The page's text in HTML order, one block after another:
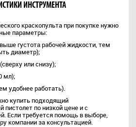
ИНСТРУМЕНТА
краскопульта при покупке нужно
параметры:
густота рабочей жидкости, тем
диаметр);
или снизу);
мл);
удобнее работать).
купить подходящий
пистолет по низкой цене и с
Если требуется помощь в выборе,
компании за консультацией.